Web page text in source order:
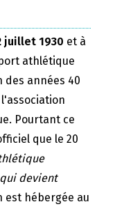
juillet 1930 et à
athlétique
des années 40
Pourtant ce
que le 20
devient
est hébergée au